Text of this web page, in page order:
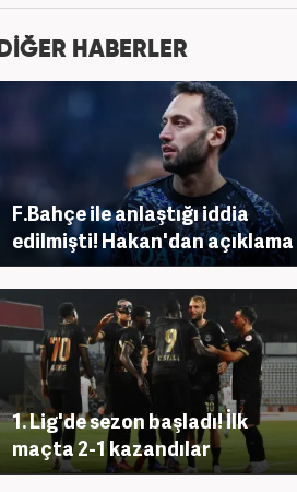
DİĞER HABERLER
F.Bahçe ile anlaştığı iddia
edilmişti! Hakan'dan açıklama
1. Lig'de sezon başladı! İlk
maçta 2-1 kazandılar